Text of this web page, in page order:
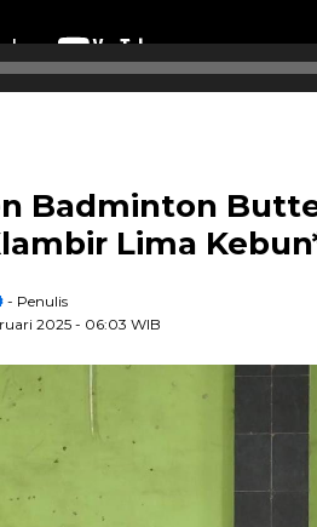
Badminton
Lima
- Penulis
2025- 06:03 WIB